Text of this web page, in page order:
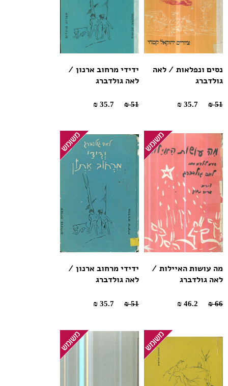
נסים ונפלאות / לאה
גולדברג
51 ₪
ידידי מרחוב ארנון /
לאה גולדברג
51 ₪
מה עושות האיילות /
לאה גולדברג
66 ₪
ידידי מרחוב ארנון /
לאה גולדברג
51 ₪